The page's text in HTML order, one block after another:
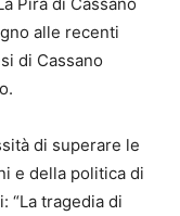
Pira di Cassano
alle recenti
di Cassano
di superare le
e della politica di
“La tragedia di